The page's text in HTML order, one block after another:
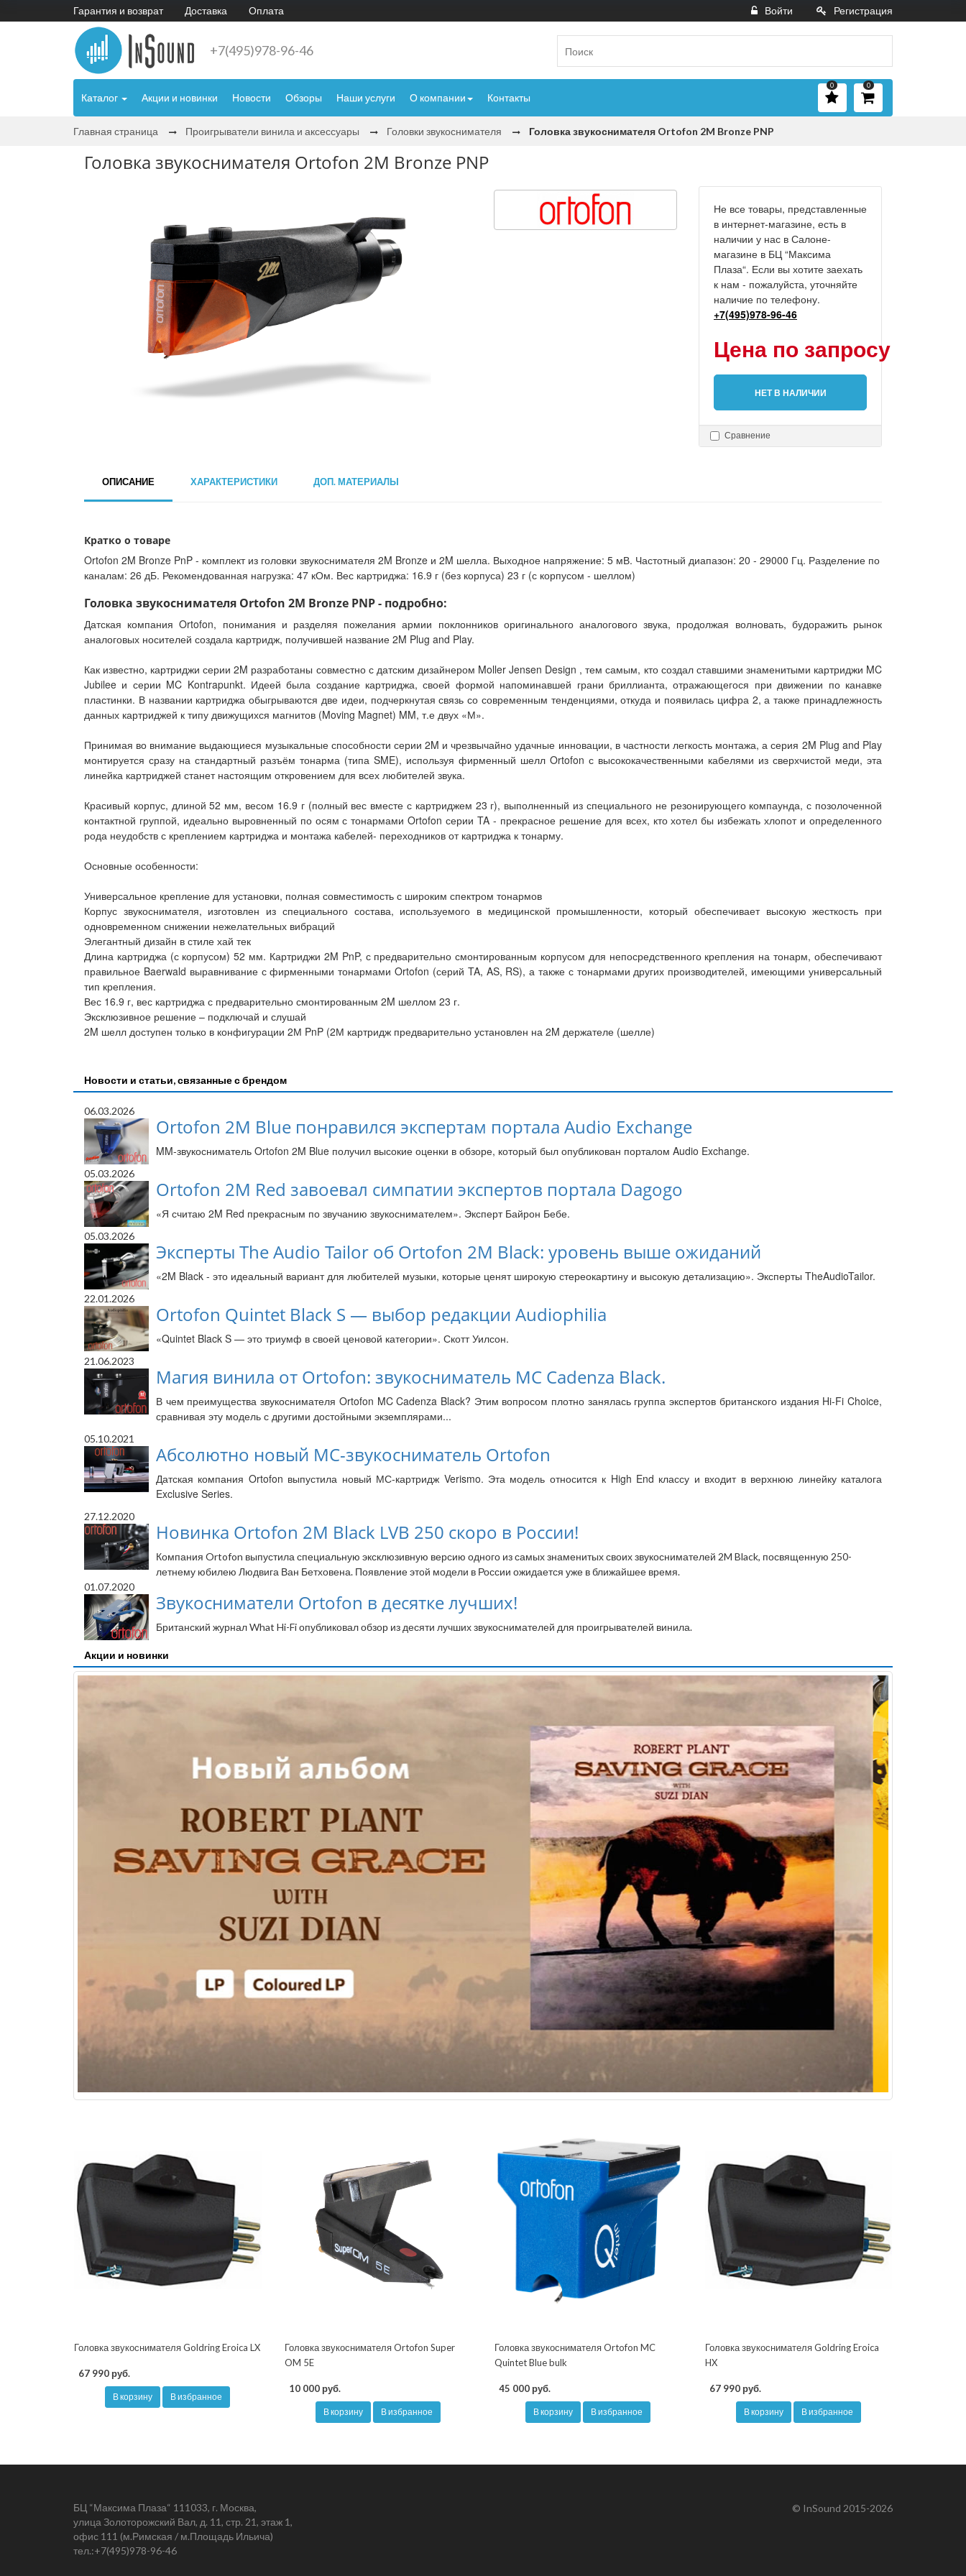
Гарантия и возврат Доставка Оплата Войти Регистрация
+7(495)978-96-46
Каталог Акции и новинки Новости Обзоры Наши услуги О компании Контакты
0
0
Главная страница Проигрыватели винила и аксессуары Головки звукоснимателя Головка звукоснимателя Ortofon 2M Bronze PNP
Головка звукоснимателя Ortofon 2M Bronze PNP
Не все товары, представленные
в интернет-магазине, есть в
наличии у нас в Салоне-
магазине в БЦ “Максима
Плаза“. Если вы хотите заехать
к нам - пожалуйста, уточняйте
наличие по телефону.
+7(495)978-96-46
Цена по запросу
НЕТ В НАЛИЧИИ
Сравнение
ОПИСАНИЕ ХАРАКТЕРИСТИКИ ДОП. МАТЕРИАЛЫ
Кратко о товаре
Ortofon 2M Bronze PnP - комплект из головки звукоснимателя 2M Bronze и 2M шелла. Выходное напряжение: 5 мВ. Частотный диапазон: 20 - 29000 Гц. Разделение по
каналам: 26 дБ. Рекомендованная нагрузка: 47 кОм. Вес картриджа: 16.9 г (без корпуса) 23 г (с корпусом - шеллом)
Головка звукоснимателя Ortofon 2M Bronze PNP - подробно:
Датская компания Ortofon, понимания и разделяя пожелания армии поклонников оригинального аналогового звука, продолжая волновать, будоражить рынок
аналоговых носителей создала картридж, получившей название 2M Plug and Play.
Как известно, картриджи серии 2M разработаны совместно с датским дизайнером Moller Jensen Design , тем самым, кто создал ставшими знаменитыми картриджи MC
Jubilee и серии MC Kontrapunkt. Идеей была создание картриджа, своей формой напоминавшей грани бриллианта, отражающегося при движении по канавке
пластинки. В названии картриджа обыгрываются две идеи, подчеркнутая связь со современным тенденциями, откуда и появилась цифра 2, а также принадлежность
данных картриджей к типу движущихся магнитов (Moving Magnet) MM, т.е двух «М».
Принимая во внимание выдающиеся музыкальные способности серии 2M и чрезвычайно удачные инновации, в частности легкость монтажа, а серия 2M Plug and Play
монтируется сразу на стандартный разъём тонарма (типа SME), используя фирменный шелл Ortofon с высококачественными кабелями из сверхчистой меди, эта
линейка картриджей станет настоящим откровением для всех любителей звука.
Красивый корпус, длиной 52 мм, весом 16.9 г (полный вес вместе с картриджем 23 г), выполненный из специального не резонирующего компаунда, с позолоченной
контактной группой, идеально выровненный по осям с тонармами Ortofon серии TA - прекрасное решение для всех, кто хотел бы избежать хлопот и определенного
рода неудобств с креплением картриджа и монтажа кабелей- переходников от картриджа к тонарму.
Основные особенности:
Универсальное крепление для установки, полная совместимость с широким спектром тонармов
Корпус звукоснимателя, изготовлен из специального состава, используемого в медицинской промышленности, который обеспечивает высокую жесткость при
одновременном снижении нежелательных вибраций
Элегантный дизайн в стиле хай тек
Длина картриджа (с корпусом) 52 мм. Картриджи 2M PnP, с предварительно смонтированным корпусом для непосредственного крепления на тонарм, обеспечивают
правильное Baerwald выравнивание с фирменными тонармами Ortofon (серий TA, AS, RS), а также с тонармами других производителей, имеющими универсальный
тип крепления.
Вес 16.9 г, вес картриджа с предварительно смонтированным 2M шеллом 23 г.
Эксклюзивное решение – подключай и слушай
2M шелл доступен только в конфигурации 2М PnP (2М картридж предварительно установлен на 2M держателе (шелле)
Новости и статьи, связанные с брендом
06.03.2026
Ortofon 2M Blue понравился экспертам портала Audio Exchange
MM-звукосниматель Ortofon 2M Blue получил высокие оценки в обзоре, который был опубликован порталом Audio Exchange.
05.03.2026
Ortofon 2M Red завоевал симпатии экспертов портала Dagogo
«Я считаю 2M Red прекрасным по звучанию звукоснимателем». Эксперт Байрон Бебе.
05.03.2026
Эксперты The Audio Tailor об Ortofon 2M Black: уровень выше ожиданий
«2M Black - это идеальный вариант для любителей музыки, которые ценят широкую стереокартину и высокую детализацию». Эксперты TheAudioTailor.
22.01.2026
Ortofon Quintet Black S — выбор редакции Audiophilia
«Quintet Black S — это триумф в своей ценовой категории». Скотт Уилсон.
21.06.2023
Магия винила от Ortofon: звукосниматель MC Cadenza Black.
В чем преимущества звукоснимателя Ortofon MC Cadenza Black? Этим вопросом плотно занялась группа экспертов британского издания Hi-Fi Choice,
сравнивая эту модель с другими достойными экземплярами...
05.10.2021
Абсолютно новый МС-звукосниматель Ortofon
Датская компания Ortofon выпустила новый МС-картридж Verismo. Эта модель относится к High End классу и входит в верхнюю линейку каталога
Exclusive Series.
27.12.2020
Новинка Ortofon 2M Black LVB 250 скоро в России!
Компания Ortofon выпустила специальную эксклюзивную версию одного из самых знаменитых своих звукоснимателей 2M Black, посвященную 250-
летнему юбилею Людвига Ван Бетховена. Появление этой модели в России ожидается уже в ближайшее время.
01.07.2020
Звукосниматели Ortofon в десятке лучших!
Британский журнал What Hi-Fi опубликовал обзор из десяти лучших звукоснимателей для проигрывателей винила.
Акции и новинки
Головка звукоснимателя Goldring Eroica LX
67 990 руб.
В корзину В избранное
Головка звукоснимателя Ortofon Super
OM 5E
10 000 руб.
В корзину В избранное
Головка звукоснимателя Ortofon MC
Quintet Blue bulk
45 000 руб.
В корзину В избранное
Головка звукоснимателя Goldring Eroica
HX
67 990 руб.
В корзину В избранное
БЦ “Максима Плаза“ 111033, г. Москва,
улица Золоторожский Вал, д. 11, стр. 21, этаж 1,
офис 111 (м.Римская / м.Площадь Ильича)
тел.:+7(495)978-96-46
© InSound 2015-2026